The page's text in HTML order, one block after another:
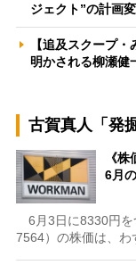
ジェクト”の計画
【追及スクープ
明かされる柳瀬
古賀真人「発
《
6月
6月3日に8330円を
7564）の株価は、わ